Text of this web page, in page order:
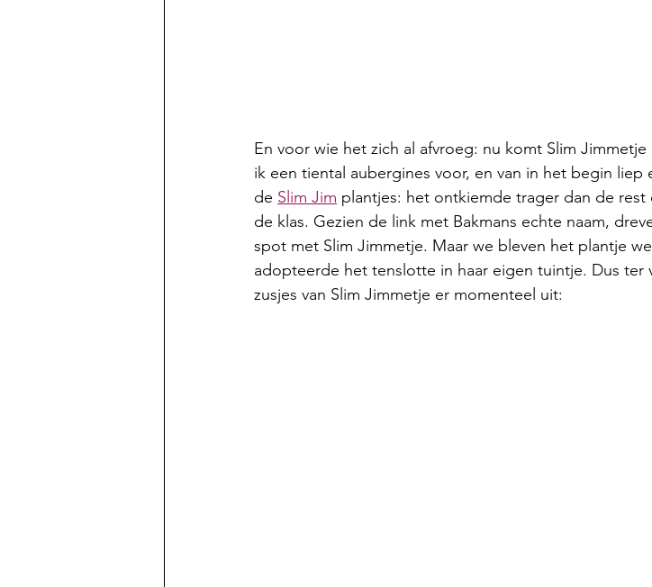
En voor wie het zich al afvroeg: nu komt Slim
ik een tiental aubergines voor, en van in het begin liep
de Slim Jim plantjes: het ontkiemde trager dan de
de klas. Gezien de link met Bakmans echte naam,
spot met Slim Jimmetje. Maar we bleven het plantje
adopteerde het tenslotte in haar eigen tuintje. Dus ter
zusjes van Slim Jimmetje er momenteel uit: